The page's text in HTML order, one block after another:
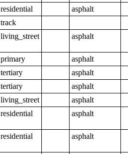
residential
asphalt
track
living_street asphalt
primary
asphalt
tertiary
asphalt
tertiary
asphalt
living_street
asphalt
residential asphalt
residential asphalt